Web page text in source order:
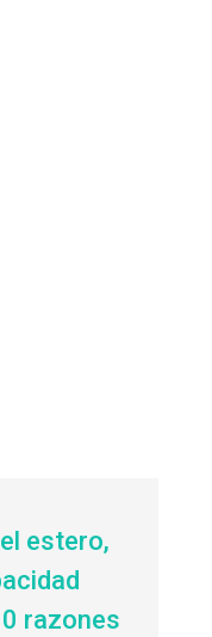
estero,
razones